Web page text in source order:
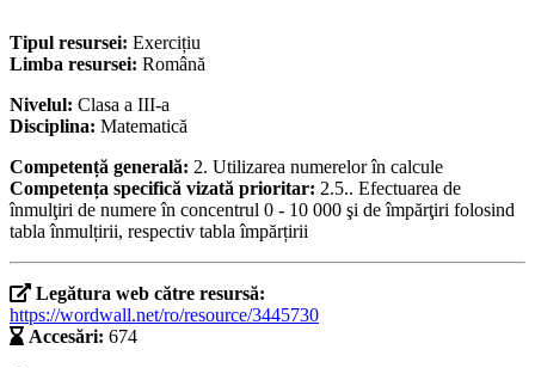
Tipul resursei: Exercițiu
Limba resursei: Română
Nivelul: Clasa a III-a
Disciplina: Matematică
Competență generală: 2. Utilizarea numerelor în calcule
Competența specifică vizată prioritar: 2.5.. Efectuarea de
înmulţiri de numere în concentrul 0 - 10 000 şi de împărţiri folosind
tabla înmulțirii, respectiv tabla împărțirii
Legătura web către resursă:
https://wordwall.net/ro/resource/3445730
Accesări: 674